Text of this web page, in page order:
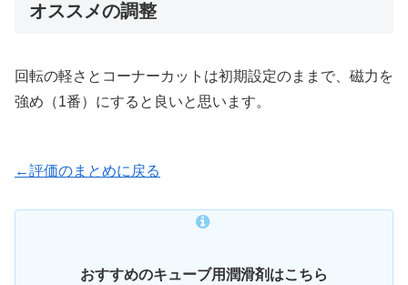
オススメの調整
回転の軽さとコーナーカットは初期設定のままで、磁力を
強め（1番）にすると良いと思います。
←評価のまとめに戻る
おすすめのキューブ用潤滑剤はこちら